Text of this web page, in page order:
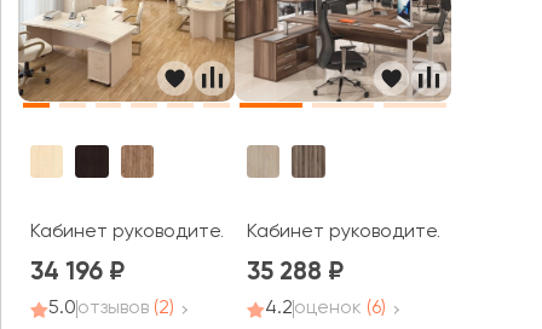
Кабинет руководителя Фёст / First
34 196
5.0отзывов (2)
Кабинет руководителя Атлон
35 288
4.2оценок (6)